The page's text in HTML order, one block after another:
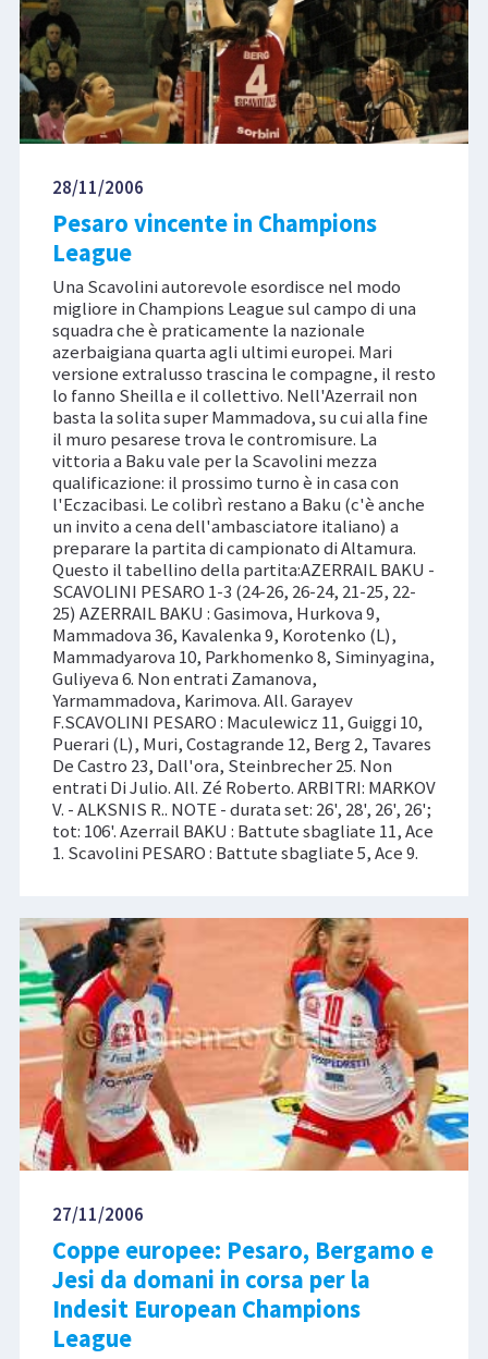
28/11/2006
Pesaro vincente in Champions
League
Una Scavolini autorevole esordisce nel modo
migliore in Champions League sul campo di una
squadra che è praticamente la nazionale
azerbaigiana quarta agli ultimi europei. Mari
versione extralusso trascina le compagne, il resto
lo fanno Sheilla e il collettivo. Nell'Azerrail non
basta la solita super Mammadova, su cui alla fine
il muro pesarese trova le contromisure. La
vittoria a Baku vale per la Scavolini mezza
qualificazione: il prossimo turno è in casa con
l'Eczacibasi. Le colibrì restano a Baku (c'è anche
un invito a cena dell'ambasciatore italiano) a
preparare la partita di campionato di Altamura.
Questo il tabellino della partita:AZERRAIL BAKU -
SCAVOLINI PESARO 1-3 (24-26, 26-24, 21-25, 22-
25) AZERRAIL BAKU : Gasimova, Hurkova 9,
Mammadova 36, Kavalenka 9, Korotenko (L),
Mammadyarova 10, Parkhomenko 8, Siminyagina,
Guliyeva 6. Non entrati Zamanova,
Yarmammadova, Karimova. All. Garayev
F.SCAVOLINI PESARO : Maculewicz 11, Guiggi 10,
Puerari (L), Muri, Costagrande 12, Berg 2, Tavares
De Castro 23, Dall'ora, Steinbrecher 25. Non
entrati Di Julio. All. Zé Roberto. ARBITRI: MARKOV
V. - ALKSNIS R.. NOTE - durata set: 26', 28', 26', 26';
tot: 106'. Azerrail BAKU : Battute sbagliate 11, Ace
1. Scavolini PESARO : Battute sbagliate 5, Ace 9.
27/11/2006
Coppe europee: Pesaro, Bergamo e
Jesi da domani in corsa per la
Indesit European Champions
League